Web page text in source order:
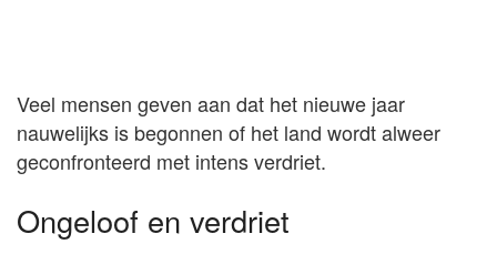
Veel mensen geven aan dat het nieuwe jaar
nauwelijks is begonnen of het land wordt alweer
geconfronteerd met intens verdriet.
Ongeloof en verdriet